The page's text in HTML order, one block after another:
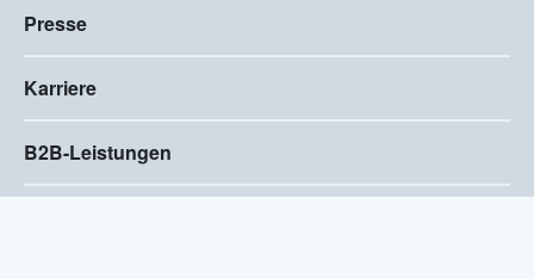
Presse
Karriere
B2B-Leistungen